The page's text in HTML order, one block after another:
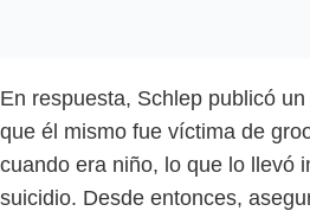
En respuesta, Schlep publicó
que él mismo fue víctima de
cuando era niño, lo que lo llevó
suicidio. Desde entonces,